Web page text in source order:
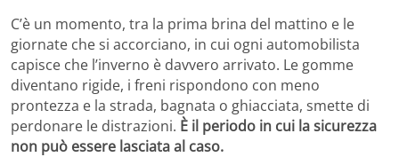
C’è un momento, tra la prima brina del mattino e le
giornate che si accorciano, in cui ogni automobilista
capisce che l’inverno è davvero arrivato. Le gomme
diventano rigide, i freni rispondono con meno
prontezza e la strada, bagnata o ghiacciata, smette di
perdonare le distrazioni. È il periodo in cui la sicurezza
non può essere lasciata al caso.